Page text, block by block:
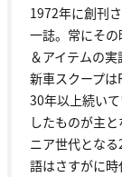
1972年に創刊
一誌。常にそ
＆アイテムの
新車スクープ
30年以上続い
したものが主
ニア世代とな
語はさすがに